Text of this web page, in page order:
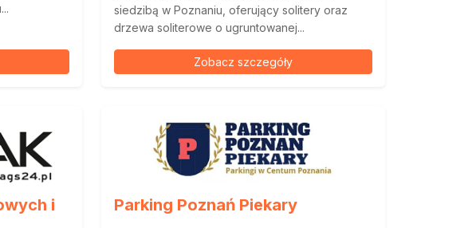
siedzibą w Poznaniu, oferujący solitery oraz
drzewa soliterowe o ugruntowanej...
Zobacz szczegóły
i
Parking Poznań Piekary